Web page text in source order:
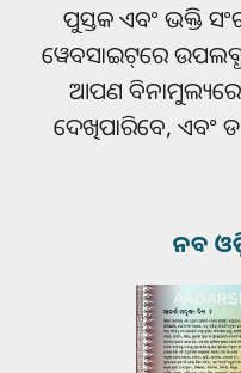
ପୁସ୍ତକ ଏବଂ ଭକ୍ତି
ୱେବସାଇଟ୍‌ରେ ଉପଲବ୍ଧ
ଆପଣ
ଦେଖିପାରିବେ, ଏବଂ
ନବ